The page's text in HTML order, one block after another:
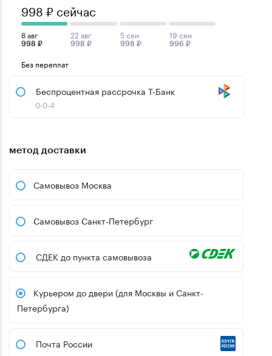
998 ₽ сейчас
8 авг
998 ₽
22 авг
998 ₽
5 сен
998 ₽
19 сен
996 ₽
Без переплат
Беспроцентная рассрочка Т-Банк
0-0-4
метод доставки
Самовывоз Москва
Самовывоз Санкт-Петербург
СДЕК до пункта самовывоза
Курьером до двери (для Москвы и Санкт-
Петербурга)
Почта России